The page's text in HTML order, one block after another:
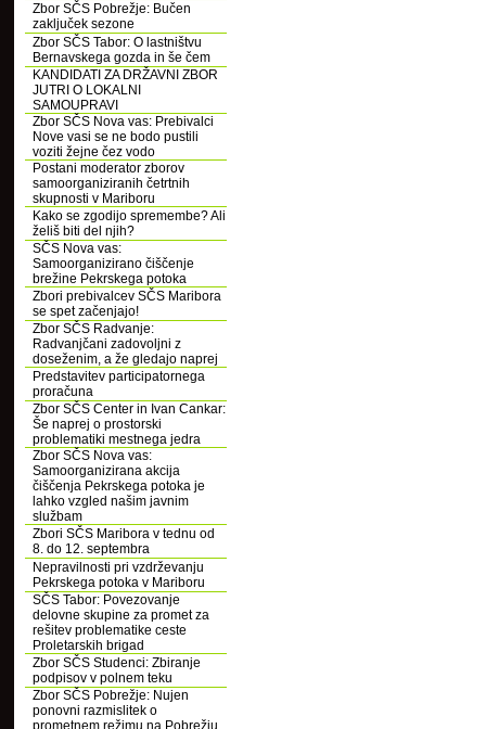
Zbor SČS Pobrežje: Bučen
zaključek sezone
Zbor SČS Tabor: O lastništvu
Bernavskega gozda in še čem
KANDIDATI ZA DRŽAVNI ZBOR
JUTRI O LOKALNI
SAMOUPRAVI
Zbor SČS Nova vas: Prebivalci
Nove vasi se ne bodo pustili
voziti žejne čez vodo
Postani moderator zborov
samoorganiziranih četrtnih
skupnosti v Mariboru
Kako se zgodijo spremembe? Ali
želiš biti del njih?
SČS Nova vas:
Samoorganizirano čiščenje
brežine Pekrskega potoka
Zbori prebivalcev SČS Maribora
se spet začenjajo!
Zbor SČS Radvanje:
Radvanjčani zadovoljni z
doseženim, a že gledajo naprej
Predstavitev participatornega
proračuna
Zbor SČS Center in Ivan Cankar:
Še naprej o prostorski
problematiki mestnega jedra
Zbor SČS Nova vas:
Samoorganizirana akcija
čiščenja Pekrskega potoka je
lahko vzgled našim javnim
službam
Zbori SČS Maribora v tednu od
8. do 12. septembra
Nepravilnosti pri vzdrževanju
Pekrskega potoka v Mariboru
SČS Tabor: Povezovanje
delovne skupine za promet za
rešitev problematike ceste
Proletarskih brigad
Zbor SČS Studenci: Zbiranje
podpisov v polnem teku
Zbor SČS Pobrežje: Nujen
ponovni razmislitek o
prometnem režimu na Pobrežju